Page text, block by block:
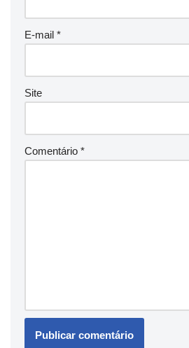
E-mail *
Site
Comentário *